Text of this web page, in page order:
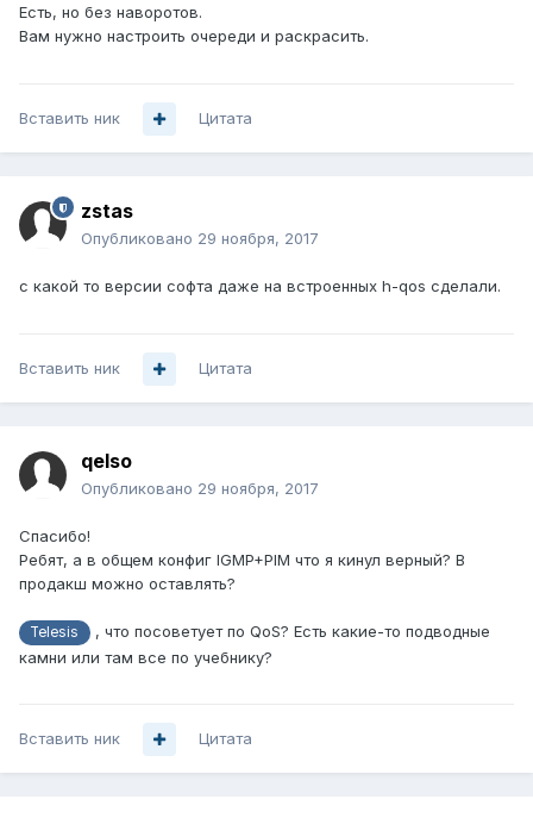
Есть, но без наворотов.
Вам нужно настроить очереди и раскрасить.
Вставить ник Цитата
zstas
Опубликовано 29 ноября, 2017
с какой то версии софта даже на встроенных h-qos сделали.
Вставить ник Цитата
qelso
Опубликовано 29 ноября, 2017
Спасибо!
Ребят, а в общем конфиг IGMP+PIM что я кинул верный? В
продакш можно оставлять?
Telesis
, что посоветует по QoS? Есть какие-то подводные
камни или там все по учебнику?
Вставить ник Цитата